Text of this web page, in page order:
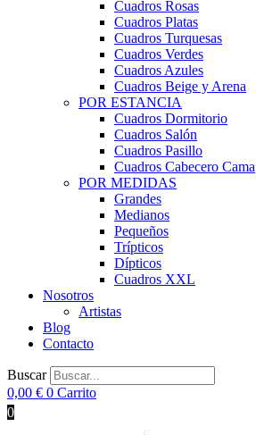
Cuadros Rosas
Cuadros Platas
Cuadros Turquesas
Cuadros Verdes
Cuadros Azules
Cuadros Beige y Arena
POR ESTANCIA
Cuadros Dormitorio
Cuadros Salón
Cuadros Pasillo
Cuadros Cabecero Cama
POR MEDIDAS
Grandes
Medianos
Pequeños
Trípticos
Dípticos
Cuadros XXL
Nosotros
Artistas
Blog
Contacto
Buscar
0,00 € 0 Carrito
0